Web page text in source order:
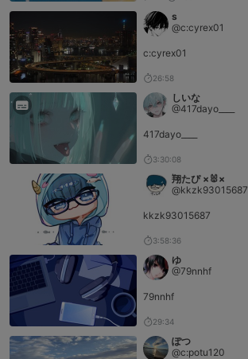
s
@c:cyrex01
c:cyrex01
26:58
しいな
@417dayo____
417dayo____
3:30:08
翔たぴ ×🐰×
@kkzk93015687
kkzk93015687
3:58:36
ゆ
@79nnhf
79nnhf
29:34
ぽつ
@c:potu120